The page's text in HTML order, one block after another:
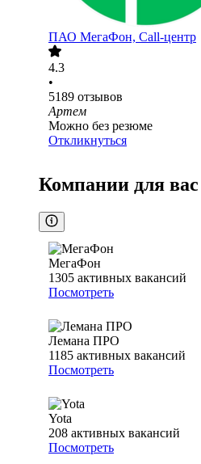
ПАО МегаФон, Call-центр
4.3
•
5189 отзывов
Артем
Можно без резюме
Откликнуться
Компании для вас
МегаФон
1305 активных вакансий
Посмотреть
Лемана ПРО
1185 активных вакансий
Посмотреть
Yota
208 активных вакансий
Посмотреть